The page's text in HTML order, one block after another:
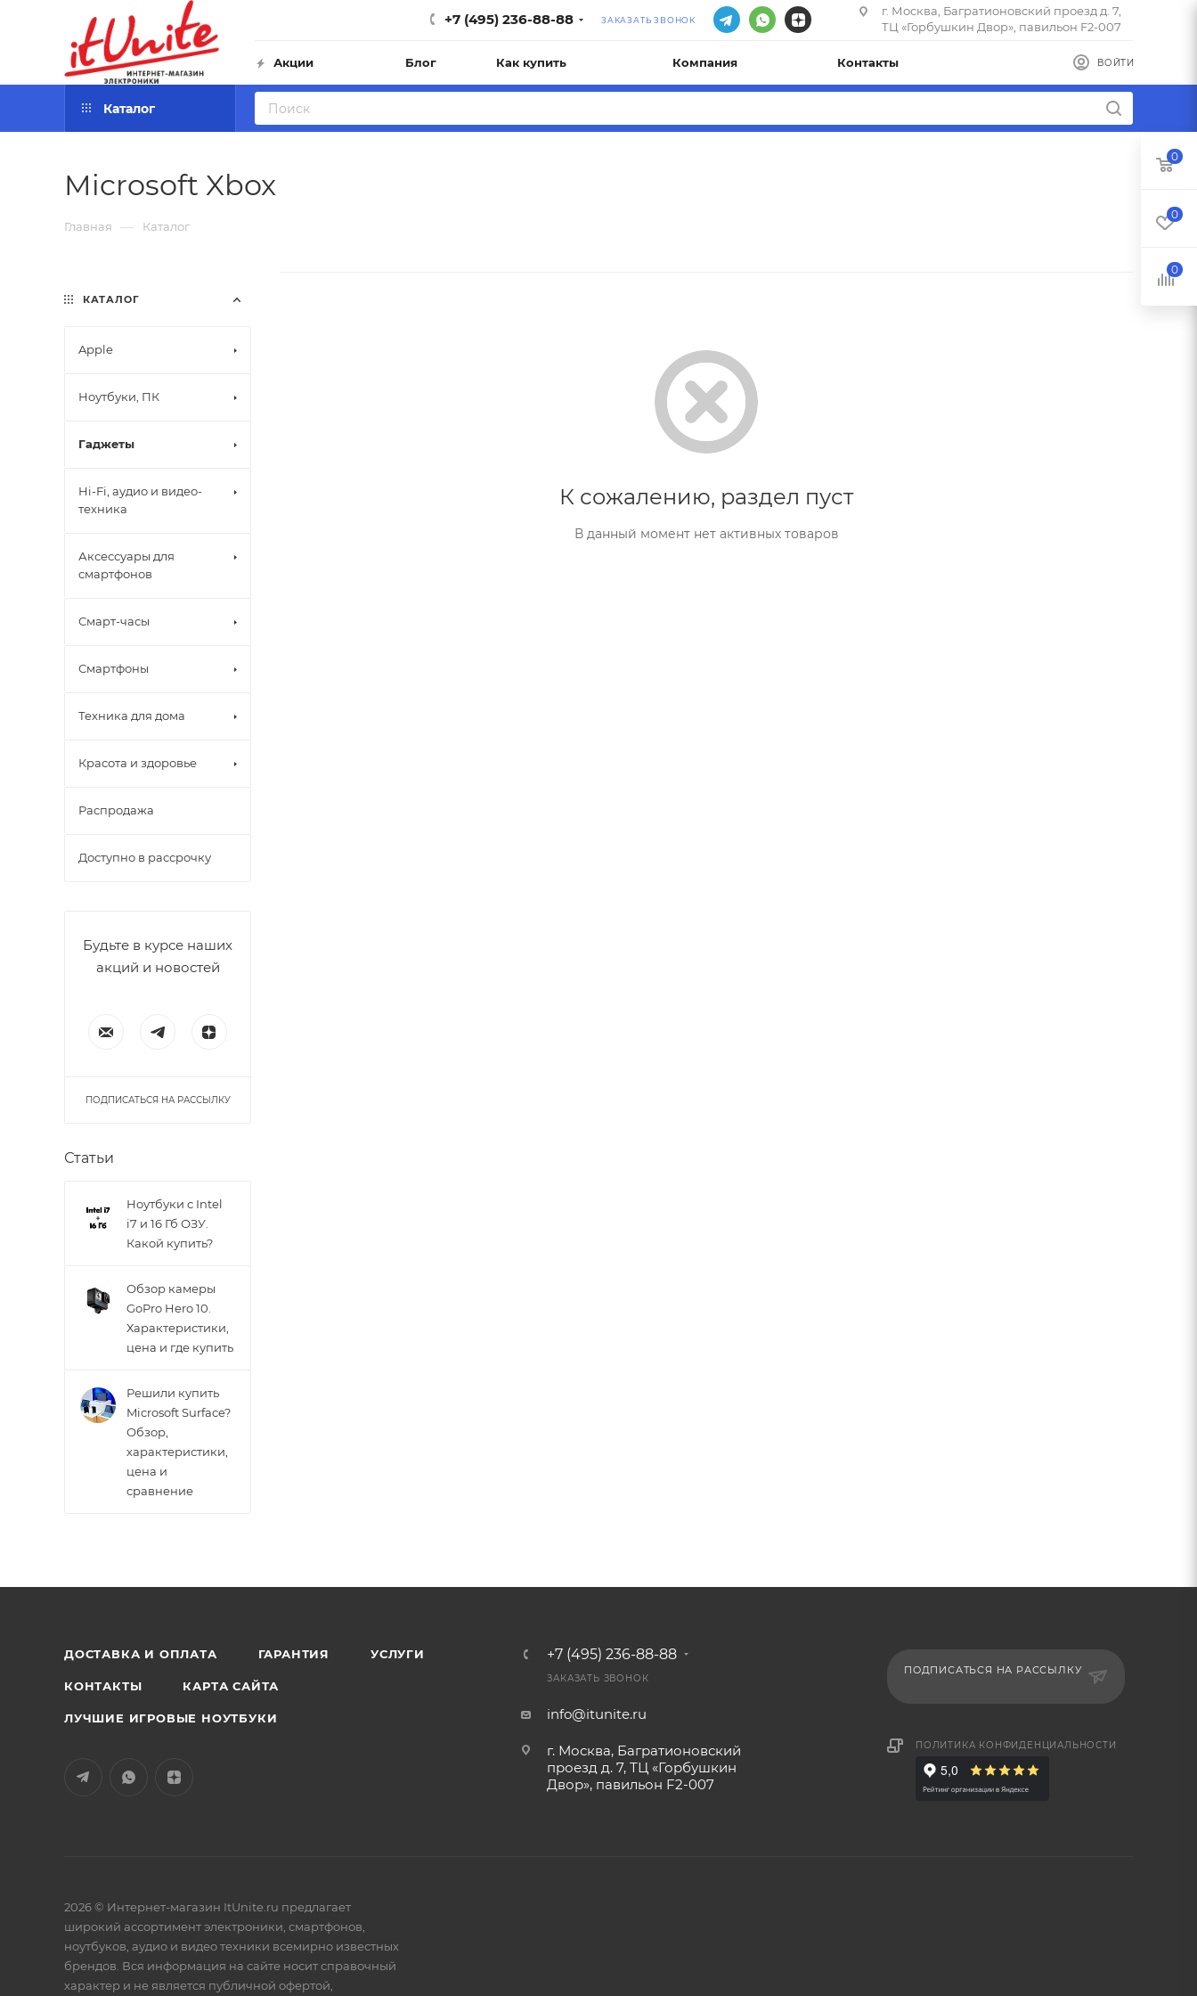
+7 (495) 236-88-88 ЗАКАЗАТЬ ЗВОНОК
г. Москва, Багратионовский проезд д. 7,
ТЦ «Горбушкин Двор», павильон F2-007
ВОЙТИ
Акции Блог Как купить Компания Контакты
Каталог
Microsoft Xbox
Главная — Каталог
К сожалению, раздел пуст
В данный момент нет активных товаров
КАТАЛОГ
Apple
Ноутбуки, ПК
Гаджеты
Hi-Fi, аудио и видео-
техника
Аксессуары для
смартфонов
Смарт-часы
Смартфоны
Техника для дома
Красота и здоровье
Распродажа
Доступно в рассрочку
Будьте в курсе наших
акций и новостей
ПОДПИСАТЬСЯ НА РАССЫЛКУ
Статьи
Ноутбуки с Intel
i7 и 16 Гб ОЗУ.
Какой купить?
Обзор камеры
GoPro Hero 10.
Характеристики,
цена и где купить
Решили купить
Microsoft Surface?
Обзор,
характеристики,
цена и
сравнение
ДОСТАВКА И ОПЛАТА ГАРАНТИЯ УСЛУГИ
КОНТАКТЫ КАРТА САЙТА
ЛУЧШИЕ ИГРОВЫЕ НОУТБУКИ
+7 (495) 236-88-88
ЗАКАЗАТЬ ЗВОНОК
info@itunite.ru
г. Москва, Багратионовский
проезд д. 7, ТЦ «Горбушкин
Двор», павильон F2-007
ПОДПИСАТЬСЯ НА РАССЫЛКУ
ПОЛИТИКА КОНФИДЕНЦИАЛЬНОСТИ
2026 © Интернет-магазин ItUnite.ru предлагает
широкий ассортимент электроники, смартфонов,
ноутбуков, аудио и видео техники всемирно известных
брендов. Вся информация на сайте носит справочный
характер и не является публичной офертой,
0
0
0